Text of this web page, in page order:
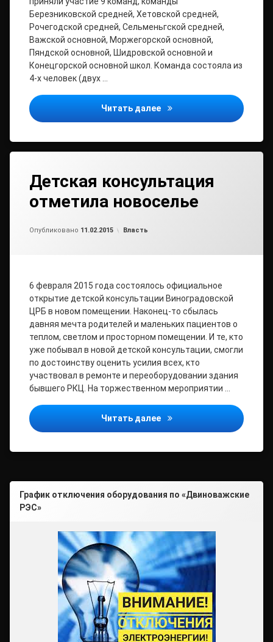
Березниковской средней, Хетовской средней,
Рочегодской средней, Сельменьгской средней,
Важской основной, Моржегорской основной,
Пяндской основной, Шидровской основной и
Конецгорской основной школ. Команда состояла из
4-х человек (двух …
Читать далее Районный конкурс-
Детская консультация
отметила новоселье
Опубликовано 11.02.2015 Рубрики:
Власть
6 февраля 2015 года состоялось официальное
открытие детской консультации Виноградовской
ЦРБ в новом помещении. Наконец-то сбылась
давняя мечта родителей и маленьких пациентов о
теплом, светлом и просторном помещении. И те, кто
уже побывал в новой детской консультации, смогли
по достоинству оценить усилия всех, кто
участвовал в ремонте и переоборудовании здания
бывшего РКЦ. На торжественном мероприятии …
Читать далее Детская консультация
График отключения оборудования по «Двиноважские
РЭС»